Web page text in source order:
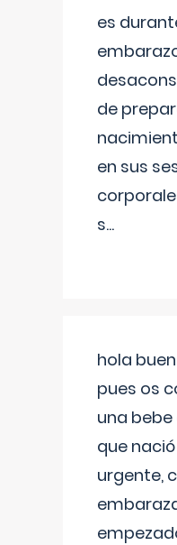
es
de
en sus
s...
hola
pues os
una bebe
que
urgente,